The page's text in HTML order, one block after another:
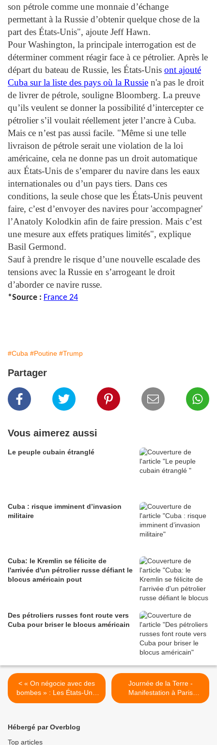
son pétrole comme une monnaie d’échange
permettant à la Russie d’obtenir quelque chose de la
part des États-Unis", ajoute Jeff Hawn.
Pour Washington, la principale interrogation est de
déterminer comment réagir face à ce pétrolier. Après le
départ du bateau de Russie, les États-Unis ont ajouté
Cuba sur la liste des pays où la Russie n'a pas le droit
de livrer de pétrole, souligne Bloomberg. La preuve
qu’ils veulent se donner la possibilité d’intercepter ce
pétrolier s’il voulait réellement jeter l’ancre à Cuba.
Mais ce n’est pas aussi facile. "Même si une telle
livraison de pétrole serait une violation de la loi
américaine, cela ne donne pas un droit automatique
aux États-Unis de s’emparer du navire dans les eaux
internationales ou d’un pays tiers. Dans ces
conditions, la seule chose que les États-Unis peuvent
faire, c’est d’envoyer des navires pour 'accompagner'
l’Anatoly Kolodkin afin de faire pression. Mais c’est
une mesure aux effets pratiques limités", explique
Basil Germond.
Sauf à prendre le risque d’une nouvelle escalade des
tensions avec la Russie en s’arrogeant le droit
d’aborder ce navire russe.
*Source : France 24
#Cuba #Poutine #Trump
Partager
Vous aimerez aussi
Le peuple cubain étranglé
Cuba : risque imminent d’invasion
militaire
Cuba: le Kremlin se félicite de
l'arrivée d'un pétrolier russe défiant le
blocus américain pout
Des pétroliers russes font route vers
Cuba pour briser le blocus américain
< « On négocie avec des
bombes » : Les États-Unis
vont déployer la 82e
Journée de la Terre -
Manifestation à Paris
samedi 28 mars >
Hébergé par Overblog
Top articles